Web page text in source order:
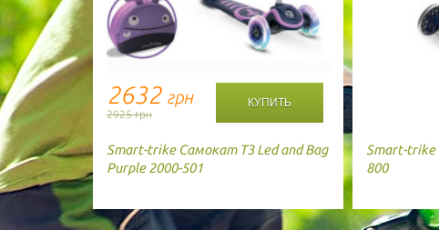
2632 грн
2925 грн
Smart-trike Самокат T3 Led and Bag
Purple 2000-501
Smart-trike
800